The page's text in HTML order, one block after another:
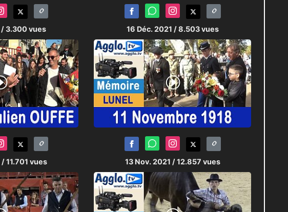
/ 3.300 vues 16 Déc. 2021 / 8.503 vues
/ 11.701 vues 13 Nov. 2021 / 12.857 vues